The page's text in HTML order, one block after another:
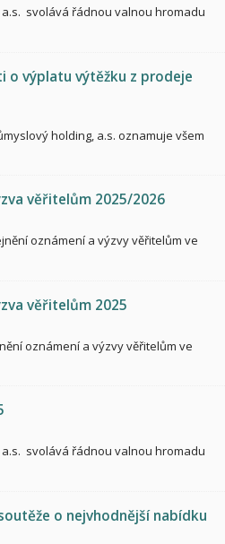
svolává řádnou valnou hromadu
o výplatu výtěžku z prodeje
holding, a.s. oznamuje všem
věřitelům 2025/2026
oznámení a výzvy věřitelům ve
věřitelům 2025
oznámení a výzvy věřitelům ve
svolává řádnou valnou hromadu
o nejvhodnější nabídku